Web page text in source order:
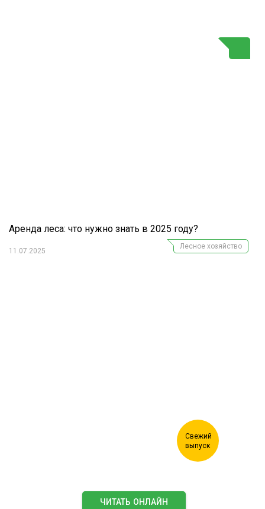
Аренда леса: что нужно знать в 2025 году?
11.07.2025
Лесное хозяйство
ЧИТАТЬ ОНЛАЙН